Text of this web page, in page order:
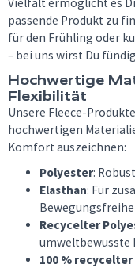
passende Produkt zu
für den Frühling oder
– bei uns wirst Du
Hochwertige
Flexibilität
Unsere Fleece-
hochwertigen
Komfort auszeichnen:
Polyester:
Elasthan: Für
Recycelter
umweltbewusste
100 %